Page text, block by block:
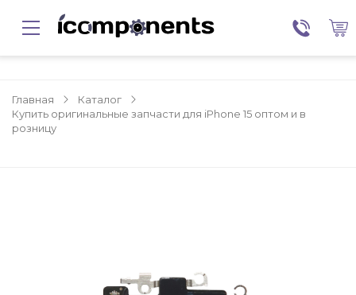
Главная
Каталог
Купить оригинальные запчасти для iPhone 15 оптом и в
розницу